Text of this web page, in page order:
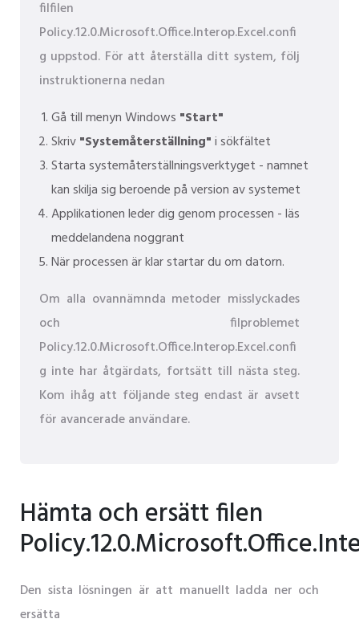
filfilen
Policy.12.0.Microsoft.Office.Interop.Excel.confi
g uppstod. För att återställa ditt system, följ
instruktionerna nedan
Gå till menyn Windows "Start"
Skriv"Systemåterställning"i sökfältet
Starta systemåterställningsverktyget - namnet
kan skilja sig beroende på version av systemet
Applikationen leder dig genom processen - läs
meddelandena noggrant
När processen är klar startar du om datorn.
Om alla ovannämnda metoder misslyckades
och filproblemet
Policy.12.0.Microsoft.Office.Interop.Excel.confi
g inte har åtgärdats, fortsätt till nästa steg.
Kom ihåg att följande steg endast är avsett
för avancerade användare.
Hämta och ersätt filen
Den sista lösningen är att manuellt ladda ner och
ersätta